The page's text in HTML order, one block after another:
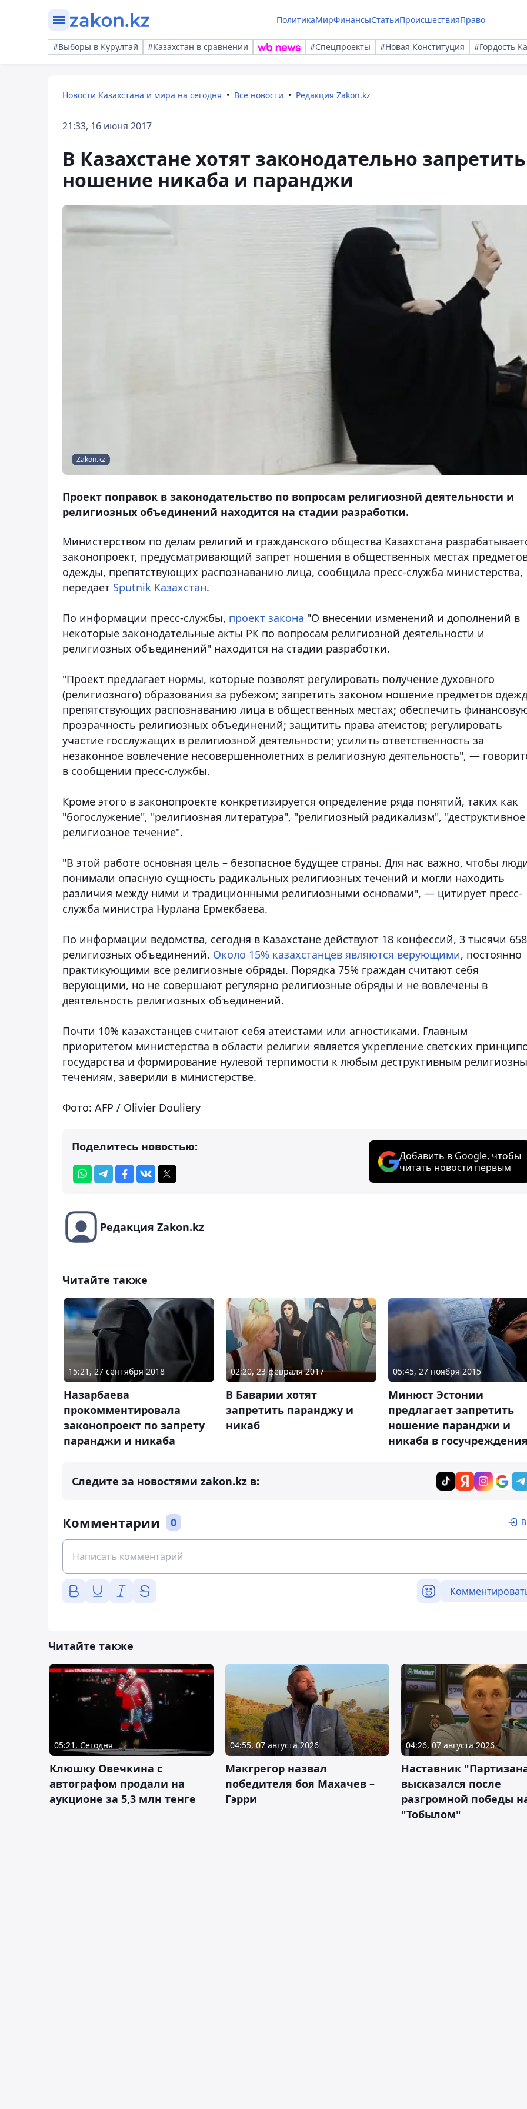
ПолитикаМирФинансыСтатьиПроисшествияПраво
#Выборы в Курултай #Казахстан в сравнении #Спецпроекты #Новая Конституция #Гордость
Новости Казахстана и мира на сегодня Все новости Редакция Zakon.kz
21:33, 16 июня 2017
В Казахстане хотят законодательно запретить
ношение никаба и паранджи
Zakon.kz
Проект поправок в законодательство по вопросам религиозной деятельности и
религиозных объединений находится на стадии разработки.
Министерством по делам религий и гражданского общества Казахстана
законопроект, предусматривающий запрет ношения в общественных местах
одежды, препятствующих распознаванию лица, сообщила пресс-служба министерства,
передает Sputnik Казахстан.
По информации пресс-службы, проект закона "О внесении изменений и дополнений в
некоторые законодательные акты РК по вопросам религиозной деятельности и
религиозных объединений" находится на стадии разработки.
"Проект предлагает нормы, которые позволят регулировать получение духовного
(религиозного) образования за рубежом; запретить законом ношение предметов
препятствующих распознаванию лица в общественных местах; обеспечить
прозрачность религиозных объединений; защитить права атеистов; регулировать
участие госслужащих в религиозной деятельности; усилить ответственность за
незаконное вовлечение несовершеннолетних в религиозную деятельность", —
в сообщении пресс-службы.
Кроме этого в законопроекте конкретизируется определение ряда понятий, таких как
"богослужение", "религиозная литература", "религиозный радикализм", "деструктивное
религиозное течение".
"В этой работе основная цель – безопасное будущее страны. Для нас важно, чтобы
понимали опасную сущность радикальных религиозных течений и могли находить
различия между ними и традиционными религиозными основами", — цитирует пресс-
служба министра Нурлана Ермекбаева.
По информации ведомства, сегодня в Казахстане действуют 18 конфессий, 3 тысячи 658
религиозных объединений. Около 15% казахстанцев являются верующими, постоянно
практикующими все религиозные обряды. Порядка 75% граждан считают себя
верующими, но не совершают регулярно религиозные обряды и не вовлечены в
деятельность религиозных объединений.
Почти 10% казахстанцев считают себя атеистами или агностиками. Главным
приоритетом министерства в области религии является укрепление светских
государства и формирование нулевой терпимости к любым деструктивным
течениям, заверили в министерстве.
Фото: AFP / Olivier Douliery
Поделитесь новостью:
Добавить в Google, чтобы
читать новости первым
Редакция Zakon.kz
Читайте также
15:21, 27 сентября 2018
Назарбаева
прокомментировала
законопроект по запрету
паранджи и никаба
02:20, 23 февраля 2017
В Баварии хотят
запретить паранджу и
никаб
05:45, 27 ноября 2015
Минюст Эстонии
предлагает запретить
ношение паранджи и
никаба в
Следите за новостями zakon.kz в:
Комментарии 0
Читайте также
05:21, Сегодня
Клюшку Овечкина с
автографом продали на
аукционе за 5,3 млн тенге
04:55, 07 августа 2026
Макгрегор назвал
победителя боя Махачев –
Гэрри
04:26, 07 августа 2026
Наставник
высказался после
разгромной победы
"Тобылом"